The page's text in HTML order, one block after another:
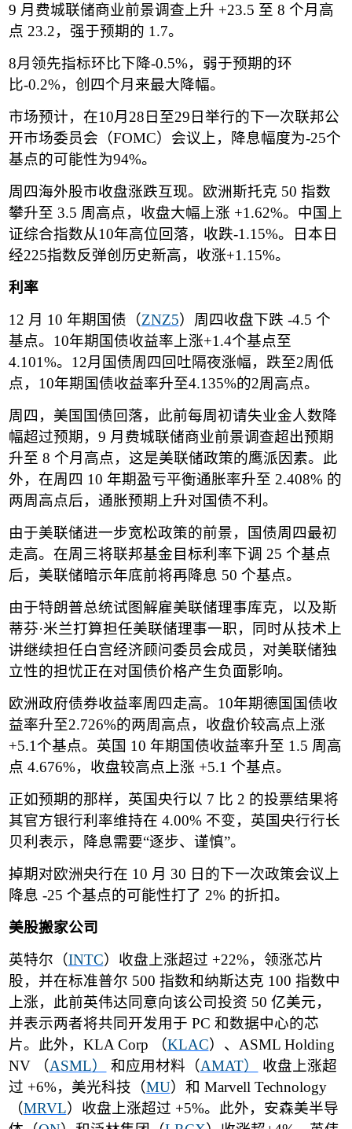
9 月费城联储商业前景调查上升 +23.5 至 8 个月高
点 23.2，强于预期的 1.7。
8月领先指标环比下降-0.5%，弱于预期的环
比-0.2%，创四个月来最大降幅。
市场预计，在10月 28日至29日举行的下一次联邦公
开市场委员会（FOMC）会议上，降息幅度为-25个
基点的可能性为94%。
周四海外股市收盘涨跌互现。欧洲斯托克 50 指数
攀升至 3.5 周高点，收盘大幅上涨 +1.62%。中国上
证综合指数从10年高位回落，收跌-1.15%。日本日
经225指数反弹创历史新高，收涨+1.15%。
利率
12 月 10 年期国债 （ZNZ5） 周四收盘下跌 -4.5 个
基点。 10年期国债收益率上涨+1.4个基点至
4.101%。 12月国债周四回吐隔夜涨幅，跌至2周低
点， 10年期国债收益率升至4.135%的2周高点。
周四，美国国债回落，此前每周初请失业金人数降
幅超过预期， 9 月费城联储商业前景调查超出预期
升至 8 个月高点，这是美联储政策的鹰派因素。此
外，在周四 10 年期盈亏平衡通胀率升至 2.408% 的
两周高点后，通胀预期上升对国债不利。
由于美联储进一步宽松政策的前景，国债周四最初
走高。在周三将联邦基金目标利率下调 25 个基点
后，美联储暗示年底前将再降息 50 个基点。
由于特朗普总统试图解雇美联储理事库克，以及斯
蒂芬·米兰打算担任美联储理事一职，同时从技术上
讲继续担任白宫经济顾问委员会成员，对美联储独
立性的担忧正在对国债价格产生负面影响。
欧洲政府债券收益率周四走高。 10年期德国国债收
益率升至2.726%的两周高点，收盘价较高点上涨
+5.1个基点。英国 10 年期国债收益率升至 1.5 周高
点 4.676%，收盘较高点上涨 +5.1 个基点。
正如预期的那样，英国央行以 7 比 2 的投票结果将
其官方银行利率维持在 4.00% 不变，英国央行行长
贝利表示，降息需要“逐步、谨慎”。
掉期对欧洲央行在 10 月 30 日的下一次政策会议上
降息 -25 个基点的可能性打了 2% 的折扣。
美股搬家公司
英特尔 （INTC） 收盘上涨超过 +22%，领涨芯片
股，并在标准普尔 500 指数和纳斯达克 100 指数中
上涨，此前英伟达同意向该公司投资 50 亿美元，
并表示两者将共同开发用于 PC 和数据中心的芯
片。此外， KLA Corp （KLAC）、 ASML Holding
NV
（ASML） 和应用材料 （AMAT）
收盘上涨超
过 +6%，美光科技 （MU） 和 Marvell Technology
（MRVL） 收盘上涨超过 +5%。此外，安森美半导